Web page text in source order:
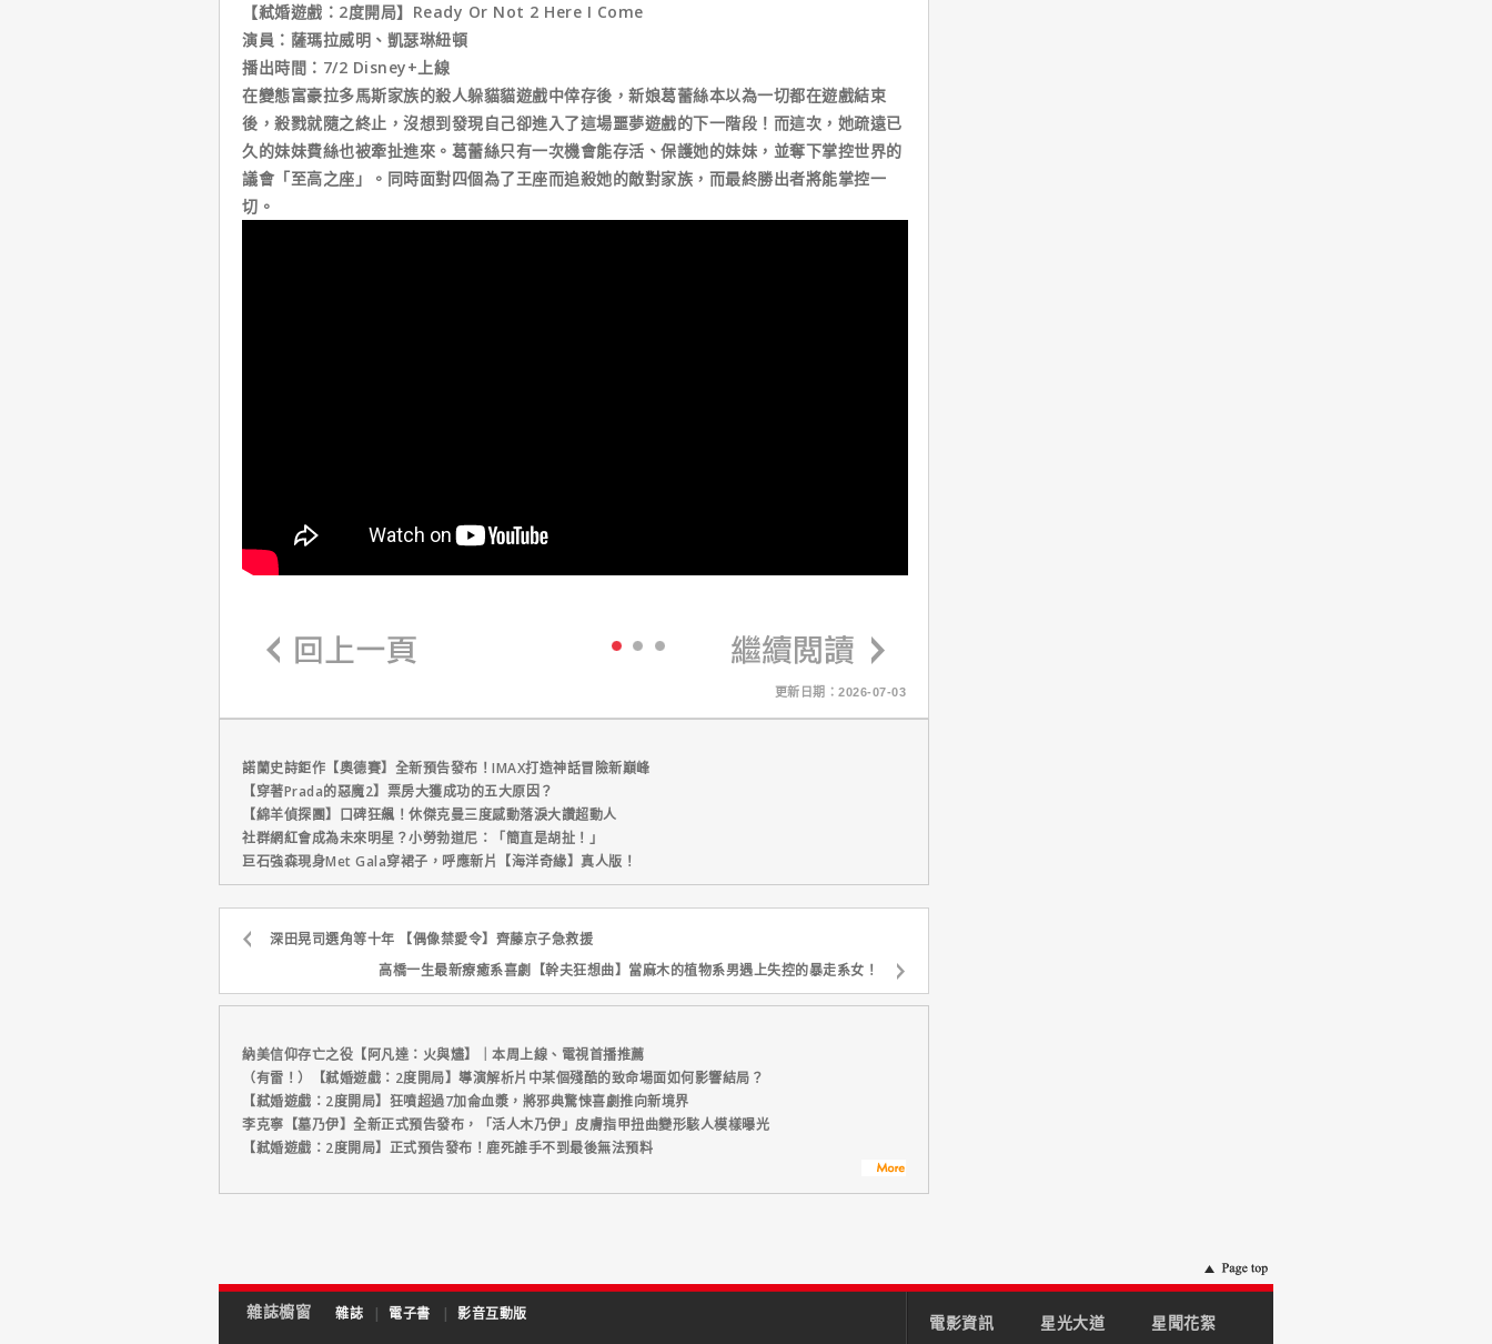
【弒婚遊戲：2度開局】Ready Or Not 2 Here I Come
演員：薩瑪拉威明、凱瑟琳紐頓
播出時間：7/2 Disney+上線
在變態富豪拉多馬斯家族的殺人躲貓貓遊戲中倖存後，新娘葛蕾絲本以為一切都在遊戲結束
後，殺戮就隨之終止，沒想到發現自己卻進入了這場噩夢遊戲的下一階段！而這次，她疏遠已
久的妹妹費絲也被牽扯進來。葛蕾絲只有一次機會能存活、保護她的妹妹，並奪下掌控世界的
議會「至高之座」。同時面對四個為了王座而追殺她的敵對家族，而最終勝出者將能掌控一
切。
更新日期：2026-07-03
諾蘭史詩鉅作【奧德賽】全新預告發布！IMAX打造神話冒險新巔峰
【穿著Prada的惡魔2】票房大獲成功的五大原因？
【綿羊偵探團】口碑狂飆！休傑克曼三度感動落淚大讚超動人
社群網紅會成為未來明星？小勞勃道尼：「簡直是胡扯！」
巨石強森現身Met Gala穿裙子，呼應新片【海洋奇緣】真人版！
深田晃司選角等十年 【偶像禁愛令】齊藤京子急救援
高橋一生最新療癒系喜劇【幹夫狂想曲】當麻木的植物系男遇上失控的暴走系女！
納美信仰存亡之役【阿凡達：火與燼】｜本周上線、電視首播推薦
（有雷！）【弒婚遊戲：2度開局】導演解析片中某個殘酷的致命場面如何影響結局？
【弒婚遊戲：2度開局】狂噴超過7加侖血漿，將邪典驚悚喜劇推向新境界
李克寧【墓乃伊】全新正式預告發布，「活人木乃伊」皮膚指甲扭曲變形駭人模樣曝光
【弒婚遊戲：2度開局】正式預告發布！鹿死誰手不到最後無法預料
雜誌櫥窗 雜誌 | 電子書 | 影音互動版 電影資訊 星光大道 星聞花絮